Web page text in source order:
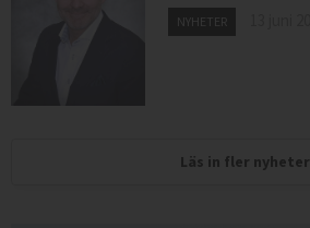
NYHETER
Läs in fler nyheter